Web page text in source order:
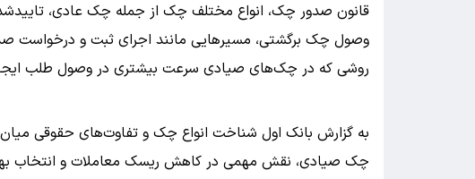
قانون صدور چک، انواع مختلف چک از جمله چک عادی،
وصول چک برگشتی، مسیر‌هایی مانند اجرای ثبت و درخواست
روشی که در چک‌های صیادی سرعت بیشتری در وصول طلب
به گزارش بانک اول شناخت انواع چک و تفاوت‌های حقوقی
چک صیادی، نقش مهمی در کاهش ریسک معاملات و انتخاب